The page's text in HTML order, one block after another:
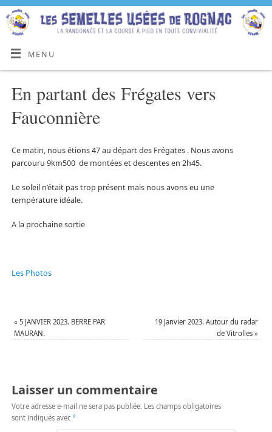
MENU
En partant des Frégates vers
Fauconnière
Ce matin, nous étions 47 au départ des Frégates . Nous avons
parcouru 9km500 de montées et descentes en 2h45.
Le soleil n’était pas trop présent mais nous avons eu une
température idéale.
A la prochaine sortie
Les Photos
« 5 JANVIER 2023. BERRE PAR
MAURAN.
19 Janvier 2023. Autour du radar
de Vitrolles»
Laisser un commentaire
Votre adresse e-mail ne sera pas publiée. Les champs obligatoires
sont indiqués avec *